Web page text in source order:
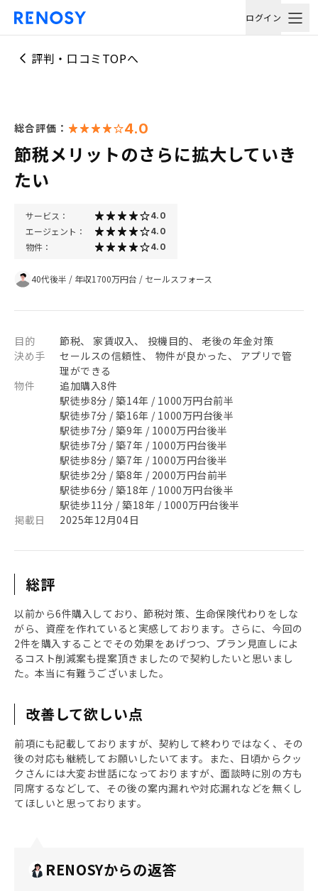
ログイン
評判・口コミTOPへ
総合評価： 4.0
節税メリットのさらに拡大していき
たい
サービス： 4.0
エージェント： 4.0
物件： 4.0
40代後半 / 年収1700万円台 / セールスフォース
目的
節税、 家賃収入、 投機目的、 老後の年金対策
決め手
セールスの信頼性、 物件が良かった、 アプリで管
理ができる
物件
追加購入8件
駅徒歩8分 / 築14年 / 1000万円台前半
駅徒歩7分 / 築16年 / 1000万円台後半
駅徒歩7分 / 築9年 / 1000万円台後半
駅徒歩7分 / 築7年 / 1000万円台後半
駅徒歩8分 / 築7年 / 1000万円台後半
駅徒歩2分 / 築8年 / 2000万円台前半
駅徒歩6分 / 築18年 / 1000万円台後半
駅徒歩11分 / 築18年 / 1000万円台後半
掲載日
2025年12月04日
総評
以前から6件購入しており、節税対策、生命保険代わりをしな
がら、資産を作れていると実感しております。さらに、今回の
2件を購入することでその効果をあげつつ、プラン見直しによ
るコスト削減案も提案頂きましたので契約したいと思いまし
た。本当に有難うございました。
改善して欲しい点
前項にも記載しておりますが、契約して終わりではなく、その
後の対応も継続してお願いしたいてます。また、日頃からクッ
クさんには大変お世話になっておりますが、面談時に別の方も
同席するなどして、その後の案内漏れや対応漏れなどを無くし
てほしいと思っております。
RENOSYからの返答